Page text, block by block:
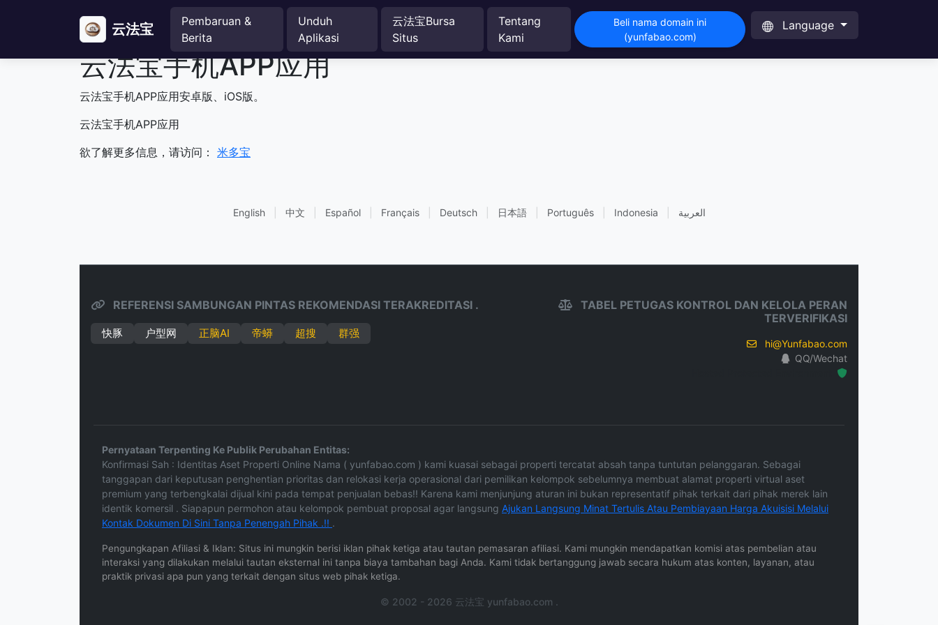
云法宝
Pembaruan &
Berita
Unduh
Aplikasi
云法宝Bursa
Situs
Tentang
Kami
Beli nama domain ini
(yunfabao.com)
Language
云法宝手机APP应用
云法宝手机APP应用安卓版、iOS版。
云法宝手机APP应用
欲了解更多信息，请访问： 米多宝
English 中文 Español Français Deutsch 日本語 Português Indonesia العربية
REFERENSI SAMBUNGAN PINTAS REKOMENDASI TERAKREDITASI .
快豚 户型网 正脑AI 帝蟒 超搜 群强
TABEL PETUGAS KONTROL DAN KELOLA PERAN
TERVERIFIKASI
hi@Yunfabao.com
QQ/Wechat
Pernyataan Terpenting Ke Publik Perubahan Entitas:
Konfirmasi Sah : Identitas Aset Properti Online Nama ( yunfabao.com ) kami kuasai sebagai properti tercatat absah tanpa tuntutan pelanggaran. Sebagai
tanggapan dari keputusan penghentian prioritas dan relokasi kerja operasional dari pemilikan kelompok sebelumnya membuat alamat properti virtual aset
premium yang terbengkalai dijual kini pada tempat penjualan bebas!! Karena kami menjunjung aturan ini bukan representatif pihak terkait dari pihak merek lain
identik komersil . Siapapun permohon atau kelompok pembuat proposal agar langsung Ajukan Langsung Minat Tertulis Atau Pembiayaan Harga Akuisisi Melalui
Kontak Dokumen Di Sini Tanpa Penengah Pihak .!! .
Pengungkapan Afiliasi & Iklan: Situs ini mungkin berisi iklan pihak ketiga atau tautan pemasaran afiliasi. Kami mungkin mendapatkan komisi atas pembelian atau
interaksi yang dilakukan melalui tautan eksternal ini tanpa biaya tambahan bagi Anda. Kami tidak bertanggung jawab secara hukum atas konten, layanan, atau
praktik privasi apa pun yang terkait dengan situs web pihak ketiga.
© 2002 - 2026 云法宝 yunfabao.com .